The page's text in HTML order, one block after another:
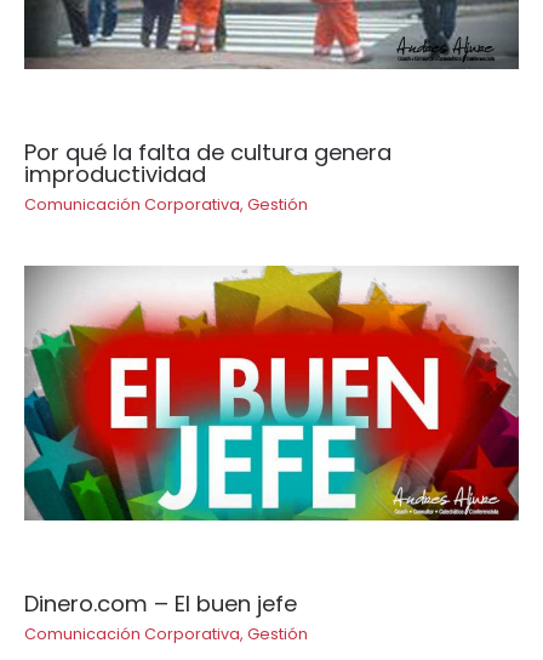
Por qué la falta de cultura genera
improductividad
Comunicación Corporativa, Gestión
Dinero.com – El buen jefe
Comunicación Corporativa, Gestión